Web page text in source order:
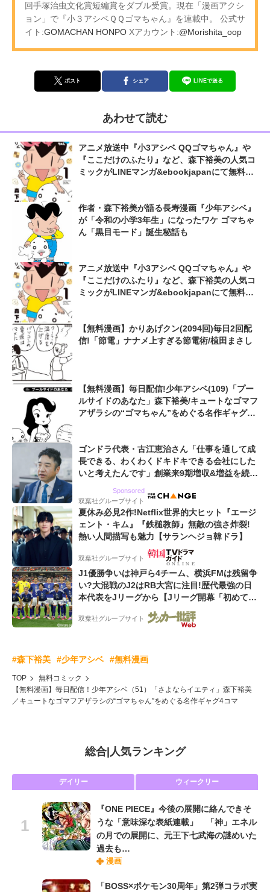
回手塚治虫文化賞短編賞をダブル受賞。現在「漫画アクシ
ョン」で『小３アシベＱＱゴマちゃん』を連載中。 公式サ
イト:GOMACHAN HONPO Xアカウント:@Morishita_oop
ポスト シェア LINEで送る
あわせて読む
アニメ放送中『小3アシベ QQゴマちゃん』や
『ここだけのふたり』など、森下裕美の人気コ
ミックがLINEマンガ&ebookjapanにて無料公
作者・森下裕美が語る長寿漫画『少年アシベ』
が「令和の小学3年生」になったワケ ゴマちゃ
ん「黒目モード」誕生秘話も
アニメ放送中『小3アシベ QQゴマちゃん』や
『ここだけのふたり』など、森下裕美の人気コ
ミックがLINEマンガ&ebookjapanにて無料公
【無料漫画】かりあげクン(2094回)毎日2回配
信!「節電」ナナメ上すぎる節電術/植田まさし
【無料漫画】毎日配信!少年アシベ(109)「プー
ルサイドのあなた」森下裕美/キュートなゴマフ
アザラシの“ゴマちゃん”をめぐる名作ギャグ4
ゴンドラ代表・古江恵治さん「仕事を通して成
長できる、わくわくドキドキできる会社にした
いと考えたんです」創業来9期増収&増益を続け
Sponsored
双葉社グループサイト
夏休み必見2作!Netflix世界的大ヒット『エージ
ェント・キム』『鉄槌教師』無敵の強さ炸裂!
熱い人間描写も魅力【サランヘジョ韓ドラ】
双葉社グループサイト
J1優勝争いは神戸ら4チーム、横浜FMは残留争
い?大混戦のJ2はRB大宮に注目!歴代最強の日
本代表をJリーグから【Jリーグ開幕「初めての
秋春制」の大激論】(6)
双葉社グループサイト
#森下裕美 #少年アシベ #無料漫画
TOP
無料コミック
【無料漫画】毎日配信！少年アシベ（51）「さよならイエティ」森下裕美
／キュートなゴマフアザラシの“ゴマちゃん”をめぐる名作ギャグ4コマ
総合| 人気ランキング
デイリー ウィークリー
『ONE PIECE』今後の展開に絡んできそ
うな「意味深な表紙連載」 「神」エネル
の月での展開に、元王下七武海の謎めいた
過去も…
漫画
「BOSS×ポケモン30周年」第2弾コラボ実